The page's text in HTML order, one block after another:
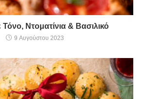
Ντοματίνια & Βασιλικό
9 Αυγούστου 2023